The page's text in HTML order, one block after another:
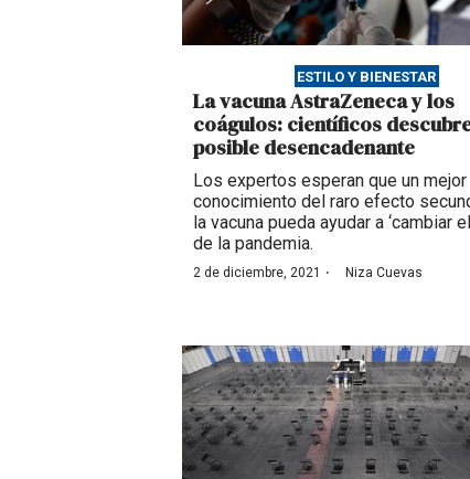
ESTILO Y BIENESTAR
La vacuna AstraZeneca y los
coágulos: científicos
posible desencadenante
Los expertos esperan que un mejor
conocimiento del raro efecto
la vacuna pueda ayudar a ‘cambiar
de la pandemia.
2 de diciembre, 2021 · Niza Cuevas